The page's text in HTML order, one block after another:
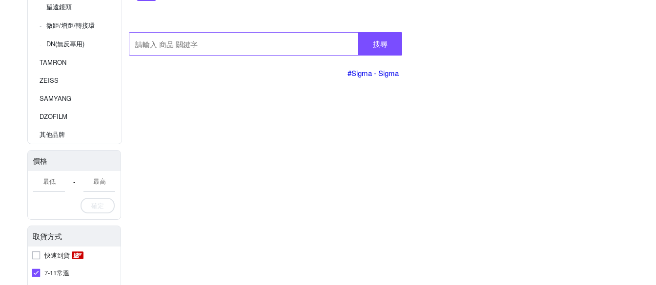
望遠鏡頭
微距/增距/轉接環
DN(無反專用)
TAMRON
ZEISS
SAMYANG
DZOFILM
其他品牌
價格
-
確定
取貨方式
快速到貨
7-11常溫
搜尋
#Sigma - Sigma